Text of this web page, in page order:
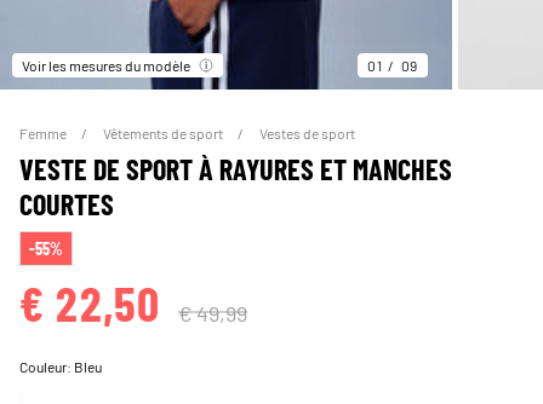
Voir les mesures du modèle 01 09
Femme Vêtements de sport Vestes de sport
VESTE DE SPORT À RAYURES ET MANCHES
COURTES
-55%
€ 22,50 € 49,99
Couleur: Bleu